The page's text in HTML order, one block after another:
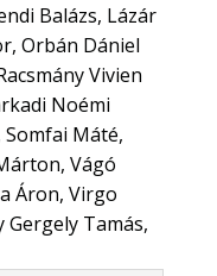
Balázs, Lázár
Orbán Dániel
Vivien
Noémi
Somfai Máté,
Vágó
Áron, Virgo
Gergely Tamás,